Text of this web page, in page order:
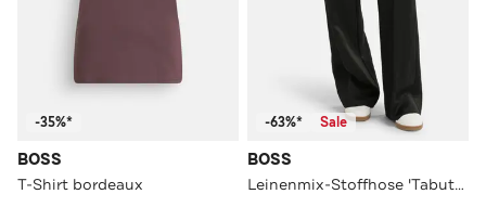
-35%*
BOSS
T-Shirt bordeaux
-63%* Sale
BOSS
Leinenmix-Stoffhose 'Tabuta' schwarz